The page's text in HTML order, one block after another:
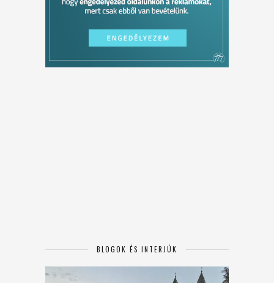
BLOGOK ÉS INTERJÚK